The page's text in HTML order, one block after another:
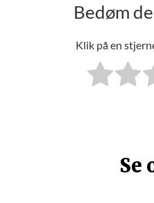
Bedøm
Klik på en
Se